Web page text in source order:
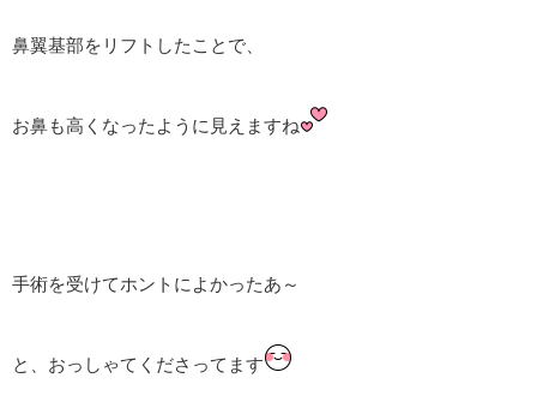
鼻翼基部をリフトしたことで、
お鼻も高くなったように見えますね
手術を受けてホントによかったあ～
と、おっしゃてくださってます